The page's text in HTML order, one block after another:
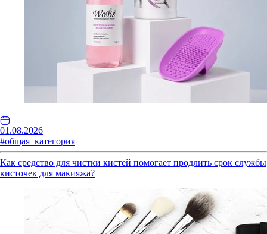
01.08.2026
#общая_категория
Как средство для чистки кистей помогает продлить срок службы
кисточек для макияжа?